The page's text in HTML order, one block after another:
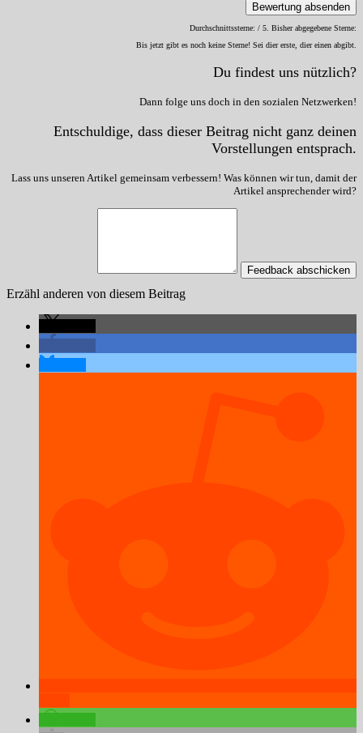
Bewertung absenden
Durchschnittssterne: / 5. Bisher abgegebene Sterne:
Bis jetzt gibt es noch keine Sterne! Sei dier erste, dier einen abgibt.
Du findest uns nützlich?
Dann folge uns doch in den sozialen Netzwerken!
Entschuldige, dass dieser Beitrag nicht ganz deinen
Vorstellungen entsprach.
Lass uns unseren Artikel gemeinsam verbessern! Was können wir tun, damit der
Artikel ansprechender wird?
Feedback abschicken
Erzähl anderen von diesem Beitrag